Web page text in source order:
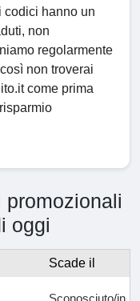
codici hanno un
non
regolarmente
non troverai
come prima
oggi
Scade il
Sconosciuto/in